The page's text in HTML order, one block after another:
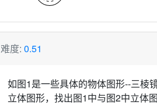
难度: 0.51
如图1是一些具体的物体图形--三棱
立体图形，找出图1中与图2中立体